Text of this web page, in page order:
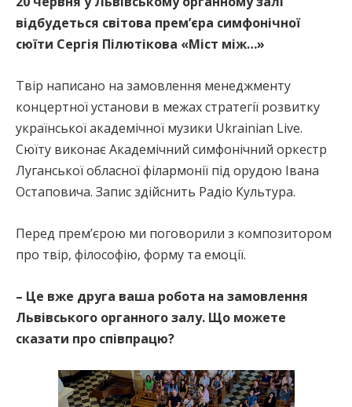
відбудеться світова прем’єра симфонічної
сюїти Сергія Пілютікова «Міст між…»
Твір написано на замовлення менеджменту
концертної установи в межах стратегії розвитку
української академічної музики Ukrainian Live.
Сюїту виконає Академічний симфонічний оркестр
Луганської обласної філармонії під орудою Івана
Остаповича. Запис здійснить Радіо Культура.
Перед прем’єрою ми поговорили з композитором
про твір, філософію, форму та емоції.
– Це вже друга ваша робота на замовлення
Львівського органного залу. Що можете
сказати про співпрацю?